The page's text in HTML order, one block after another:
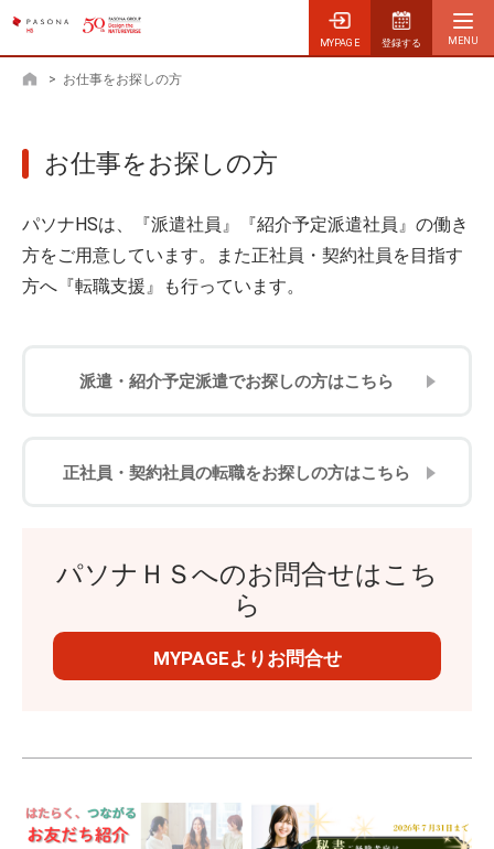
MYPAGE 登録する
ホーム
> お仕事をお探しの方
お仕事をお探しの方
パソナHSは、『派遣社員』『紹介予定派遣社員』の働き
方をご用意しています。また正社員・契約社員を目指す
方へ『転職支援』も行っています。
派遣・紹介予定派遣でお探しの方はこちら
正社員・契約社員の転職をお探しの方はこちら
パソナＨＳへのお問合せはこち
ら
MYPAGEよりお問合せ